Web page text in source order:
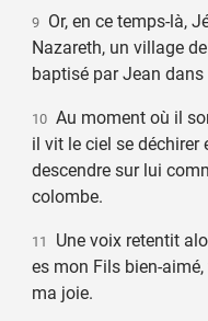
9Or, en ce temps-là,
Nazareth, un village
baptisé par Jean
10Au moment où il
il vit le ciel se déchirer
descendre sur lui
colombe.
11
Une voix retentit
es mon Fils bien-
ma joie.